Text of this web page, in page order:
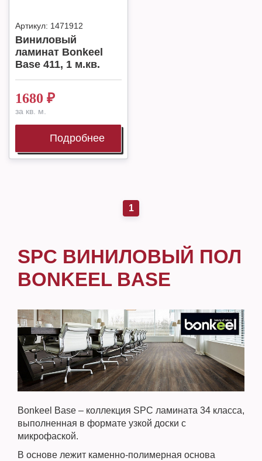
Артикул: 1471912
Виниловый
ламинат Bonkeel
Base 411, 1 м.кв.
1680 ₽
за кв. м.
Подробнее
1
SPC ВИНИЛОВЫЙ ПОЛ
BONKEEL BASE
Bonkeel Base – коллекция SPC ламината 34 класса,
выполненная в формате узкой доски с
микрофаской.
В основе лежит каменно-полимерная основа